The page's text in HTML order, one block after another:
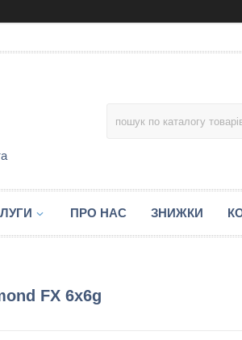
ПРО НАС ЗНИЖКИ
FX 6х6g